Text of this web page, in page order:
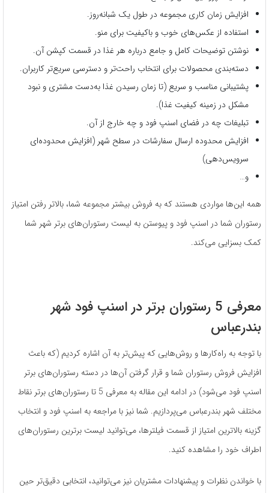
افزایش زمان کاری مجموعه در طول یک شبانه‌روز.
استفاده از عکس‌های خوب و با‌کیفیت برای منو.
نوشتن توضیحات کامل و جامع درباره هر غذا در قسمت کپشن آن.
دسته‌بندی محصولات برای انتخاب راحت‌تر و دسترسی سریع‌تر کاربران.
پشتیبانی مناسب و سریع (تا زمان رسیدن غذا به‌دست مشتری و نبود
مشکل در زمینه کیفیت غذا).
تبلیغات چه در فضای اسنپ فود و چه خارج از آن.
افزایش محدوده ارسال سفارشات در سطح شهر (افزایش محدوده‌ای
سرویس‌دهی)
و…
همه این‌ها مواردی هستند که به فروش بیشتر مجموعه شما، بالاتر رفتن امتیاز
رستوران شما در اسنپ فود و پیوستن به لیست رستوران‌های برتر شهر شما
کمک بسزایی می‌کند.
معرفی 5 رستوران برتر در اسنپ فود شهر
بندرعباس
با توجه به راه‌کارها و روش‌هایی که پیش‌تر به آن اشاره کردیم (که باعث
افزایش فروش رستوران شما و قرار گرفتن آن‌ها در دسته رستوران‌های برتر
اسنپ فود می‌شود) در ادامه این مقاله به معرفی 5 تا رستوران‌های برتر نقاط
مختلف شهر بندرعباس می‌پردازیم. شما نیز با مراجعه به اسنپ فود و انتخاب
گزینه بالاترین امتیاز از قسمت فیلترها، می‌توانید لیست برترین رستوران‌های
اطراف خود را مشاهده کنید.
با خواندن نظرات و پیشنهادات مشتریان نیز می‌توانید، انتخابی دقیق‌تر حین